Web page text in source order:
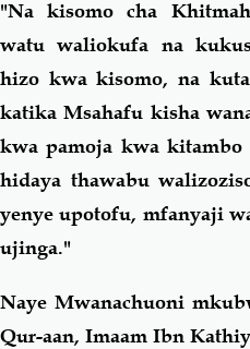
"Na kisomo cha
watu waliokufa na
hizo kwa kisomo, na
katika Msahafu kisha
kwa pamoja kwa
hidaya thawabu
yenye upotofu, mfanyaji
ujinga."
Naye Mwanachuoni
Qur-aan, Imaam Ibn